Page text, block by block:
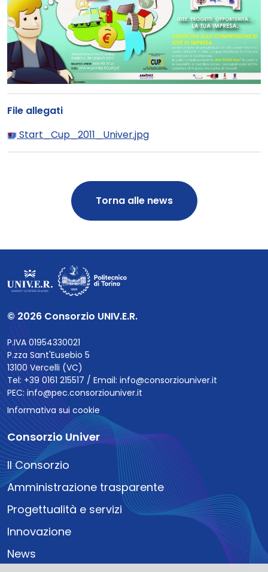
File allegati
Start_Cup_2011_Univer.jpg
Torna alle news
© 2026 Consorzio UNIV.E.R.
P.IVA 01954330021
P.zza Sant'Eusebio 5
13100 Vercelli (VC)
Tel: +39 0161 215517 / Email: info@consorziouniver.it
PEC:info@pec.consorziouniver.it
Informativa sui cookie
Consorzio Univer
Il Consorzio
Amministrazione trasparente
Progettualità e servizi
Innovazione
News